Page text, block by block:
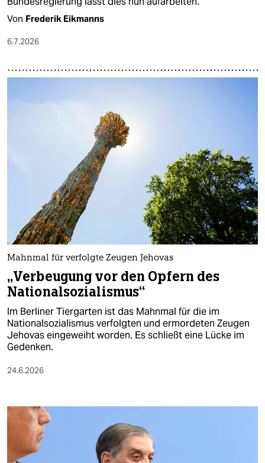
Von Frederik Eikmanns
6.7.2026
Mahnmal für verfolgte Zeugen Jehovas
„Verbeugung vor den Opfern des
Nationalsozialismus“
Im Berliner Tiergarten ist das Mahnmal für die im
Nationalsozialismus verfolgten und ermordeten Zeugen
Jehovas eingeweiht worden. Es schließt eine Lücke im
Gedenken.
24.6.2026